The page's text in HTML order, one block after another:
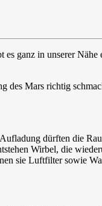
ganz in unserer
Mars richtig
dürften die
Wirbel, die
sie Luftfilter sowie